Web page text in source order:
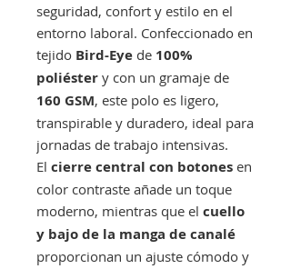
seguridad, confort y estilo en el
entorno laboral. Confeccionado en
tejido Bird-Eye de 100%
poliéster y con un gramaje de
160 GSM, este polo es ligero,
transpirable y duradero, ideal para
jornadas de trabajo intensivas.
El cierre central con botones en
color contraste añade un toque
moderno, mientras que el cuello
y bajo de la manga de canalé
proporcionan un ajuste cómodo y